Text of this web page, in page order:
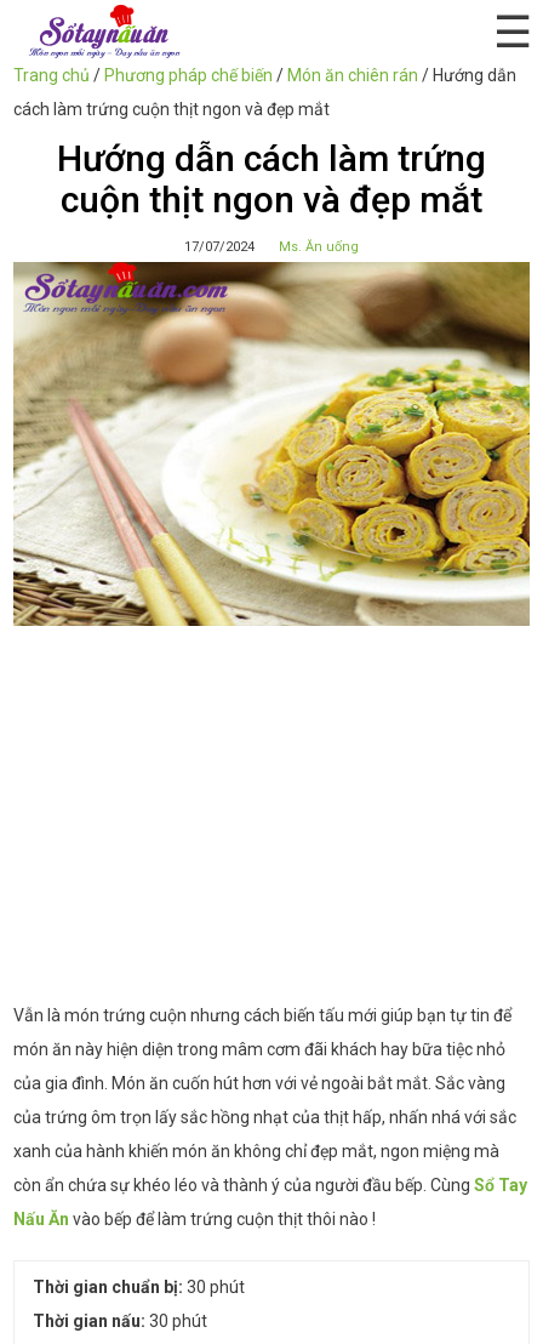
☰
Trang chủ / Phương pháp chế biến / Món ăn chiên rán / Hướng dẫn
cách làm trứng cuộn thịt ngon và đẹp mắt
Hướng dẫn cách làm trứng
cuộn thịt ngon và đẹp mắt
17/07/2024 Ms. Ăn uống
Vẫn là món trứng cuộn nhưng cách biến tấu mới giúp bạn tự tin để
món ăn này hiện diện trong mâm cơm đãi khách hay bữa tiệc nhỏ
của gia đình. Món ăn cuốn hút hơn với vẻ ngoài bắt mắt. Sắc vàng
của trứng ôm trọn lấy sắc hồng nhạt của thịt hấp, nhấn nhá với sắc
xanh của hành khiến món ăn không chỉ đẹp mắt, ngon miệng mà
còn ẩn chứa sự khéo léo và thành ý của người đầu bếp. CùngSổ Tay
Nấu Ăn vào bếp để làm trứng cuộn thịt thôi nào !
Thời gian chuẩn bị: 30 phút
Thời gian nấu: 30 phút